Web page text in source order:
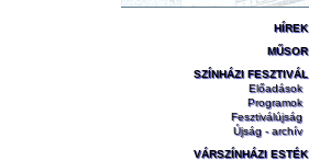
HÍREK
MŰSOR
SZÍNHÁZI FESZTIVÁL
Előadások
Programok
Fesztiválújság
Újság - archív
VÁRSZÍNHÁZI ESTÉK